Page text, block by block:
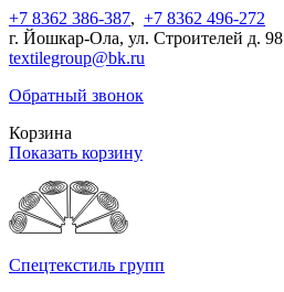
+7 8362 386-387, +7 8362 496-272
г. Йошкар-Ола, ул. Строителей д. 98
textilegroup@bk.ru
Обратный звонок
Корзина
Показать корзину
Спецтекстиль групп